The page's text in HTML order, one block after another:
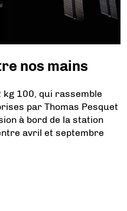
nos mains
kg 100, qui rassemble
par Thomas Pesquet
à bord de la station
avril et septembre